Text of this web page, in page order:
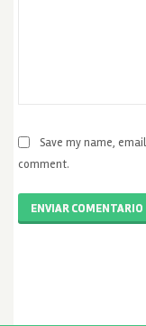
Save my name,
comment.
ENVIAR COMENTARIO